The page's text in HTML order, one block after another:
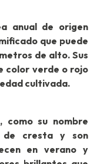
anual de origen
que puede
de alto. Sus
color verde o rojo
cultivada.
su nombre
de cresta y son
en verano y